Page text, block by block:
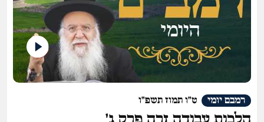
ט"ו תמוז תשפ"ו רמבם יומי